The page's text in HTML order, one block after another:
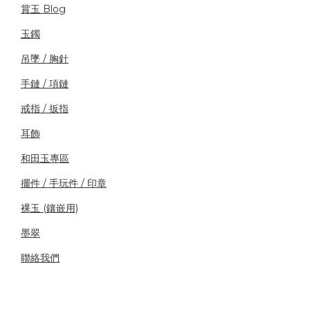
賞玉 Blog
玉鐲
吊墜 / 胸針
手鏈 / 項鏈
戒指 / 扳指
耳飾
和田玉專區
擺件 / 手玩件 / 印章
裸玉 (鑲嵌用)
墨翠
聯絡我們